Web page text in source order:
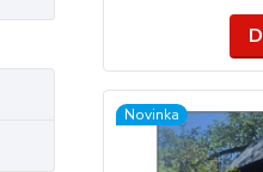
Novinka